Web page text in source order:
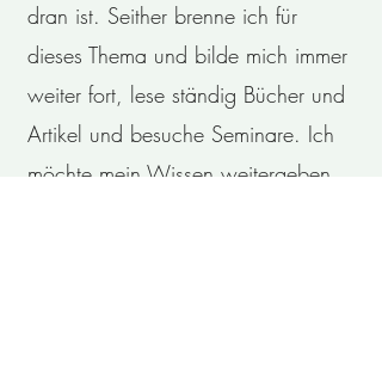
dran ist. Seither brenne ich für
dieses Thema und bilde mich immer
weiter fort, lese ständig Bücher und
Artikel und besuche Seminare. Ich
möchte mein Wissen weitergeben